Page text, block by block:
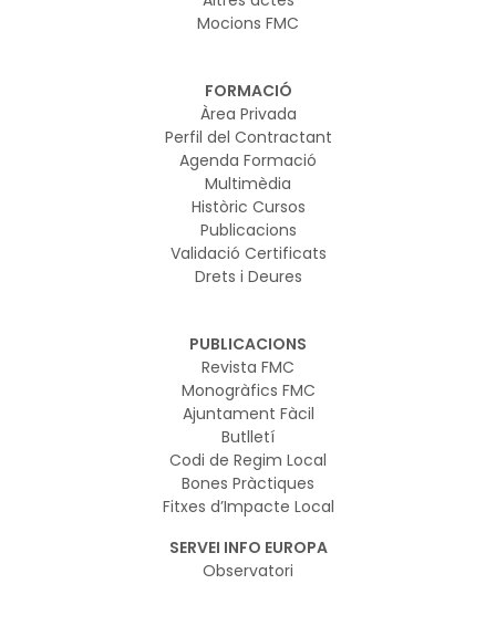
Mocions FMC
FORMACIÓ
Àrea Privada
Perfil del Contractant
Agenda Formació
Multimèdia
Històric Cursos
Publicacions
Validació Certificats
Drets i Deures
PUBLICACIONS
Revista FMC
Monogràfics FMC
Ajuntament Fàcil
Butlletí
Codi de Regim Local
Bones Pràctiques
Fitxes d’Impacte Local
SERVEI INFO EUROPA
Observatori